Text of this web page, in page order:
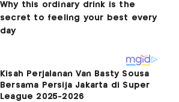
Kisah Perjalanan Van Basty Sousa
Bersama Persija Jakarta di Super
League 2025-2026